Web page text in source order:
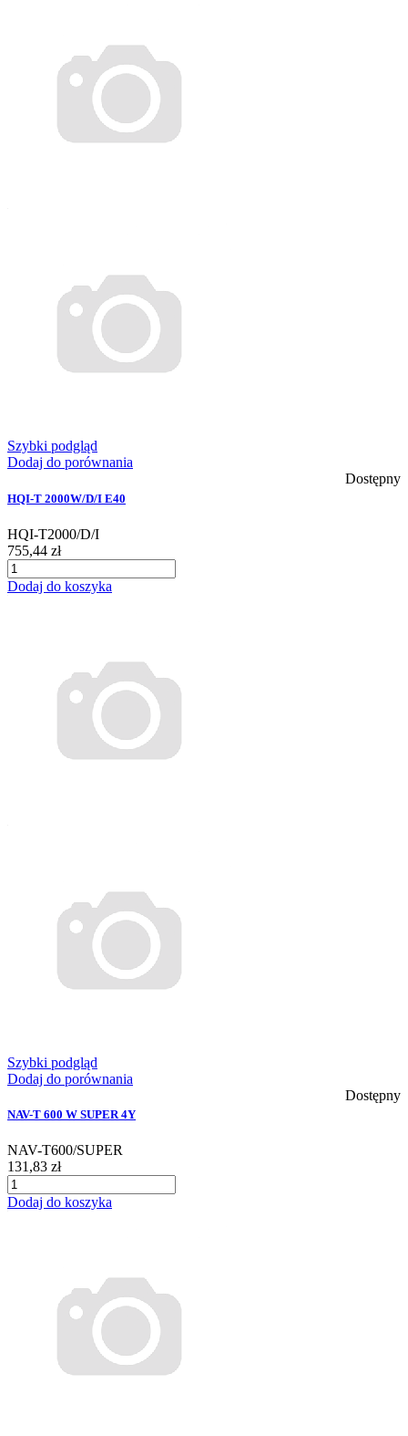
Szybki podgląd
Dodaj do porównania
Dostępny
HQI-T 2000W/D/I E40
HQI-T2000/D/I
755,44 zł
Dodaj do koszyka
Szybki podgląd
Dodaj do porównania
Dostępny
NAV-T 600 W SUPER 4Y
NAV-T600/SUPER
131,83 zł
Dodaj do koszyka